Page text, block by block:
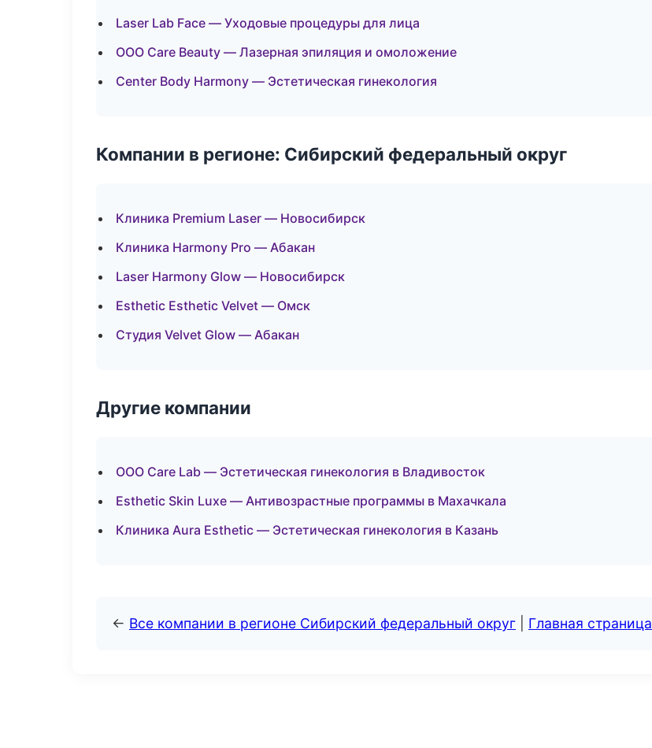
Laser Lab Face — Уходовые процедуры для лица
ООО Care Beauty — Лазерная эпиляция и омоложение
Center Body Harmony — Эстетическая гинекология
Компании в регионе: Сибирский федеральный округ
Клиника Premium Laser — Новосибирск
Клиника Harmony Pro — Абакан
Laser Harmony Glow — Новосибирск
Esthetic Esthetic Velvet — Омск
Студия Velvet Glow — Абакан
Другие компании
ООО Care Lab — Эстетическая гинекология в Владивосток
Esthetic Skin Luxe — Антивозрастные программы в Махачкала
Клиника Aura Esthetic — Эстетическая гинекология в Казань
← Все компании в регионе Сибирский федеральный округ Главная страница